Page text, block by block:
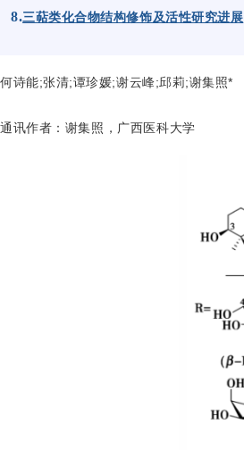
8.三萜类化合物结构修饰及活性研究进展
何诗能;张清;谭珍媛;谢云峰;邱莉;谢集照*
通讯作者 ： 谢集照 ，广西医科大学